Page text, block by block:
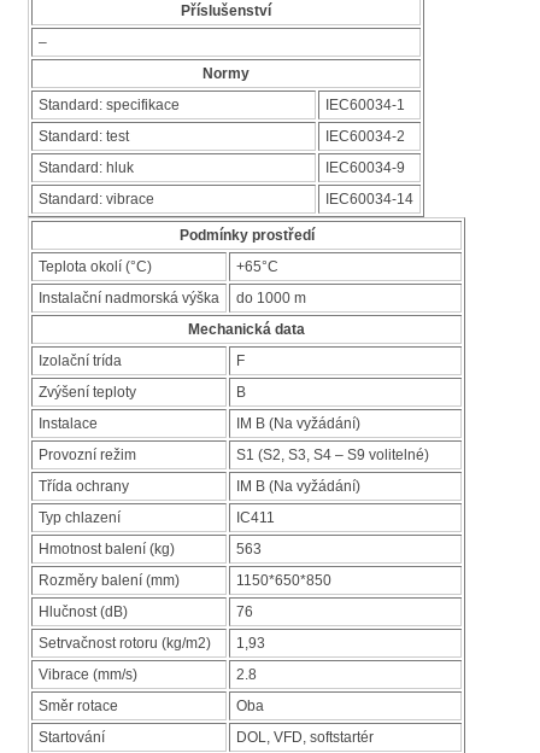
Příslušenství
–
Normy
Standard: specifikace
IEC60034-1
Standard: test
IEC60034-2
Standard: hluk
IEC60034-9
Standard: vibrace
IEC60034-14
Podmínky prostředí
Teplota okolí (°C)
+65°C
Instalační nadmorská výška
do 1000 m
Mechanická data
Izolační trída
F
Zvýšení teploty
B
Instalace
IM B (Na vyžádání)
Provozní režim
S1 (S2, S3, S4 – S9 volitelné)
Třída ochrany
IM B (Na vyžádání)
Typ chlazení
IC411
Hmotnost balení (kg)
563
Rozměry balení (mm)
1150*650*850
Hlučnost (dB)
76
Setrvačnost rotoru (kg/m2)
1,93
Vibrace (mm/s)
2.8
Směr rotace
Oba
Startování
DOL, VFD, softstartér